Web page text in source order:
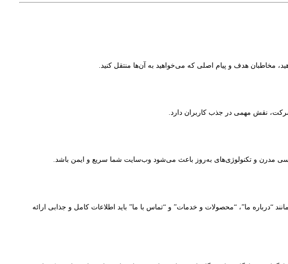
مخاطبان هدف و پیام اصلی که می‌خواهید به آن‌ها منتقل کنید.
نقش مهمی در جذب کاربران دارد.
مدرن و تکنولوژی‌های به‌روز باعث می‌شود وب‌سایت شما سریع و ایمن باشد.
ما”، “محصولات و خدمات” و “تماس با ما” باید اطلاعات کامل و جذابی ارائه